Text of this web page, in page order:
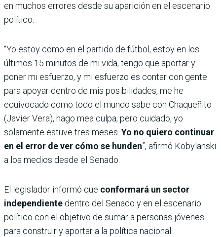
en muchos errores desde su aparición en el escenario
político.
“Yo estoy como en el partido de fútbol, estoy en los
últimos 15 minutos de mi vida, tengo que aportar y
poner mi esfuerzo, y mi esfuerzo es contar con gente
para apoyar dentro de mis posibilidades, me he
equivocado como todo el mundo sabe con Chaqueñito
(Javier Vera), hago mea culpa, pero cuidado, yo
solamente estuve tres meses. Yo no quiero continuar
en el error de ver cómo se hunden”, afirmó Kobylanski
a los medios desde el Senado.
El legislador informó que conformará un sector
independiente dentro del Senado y en el escenario
político con el objetivo de sumar a personas jóvenes
para construir y aportar a la política nacional.